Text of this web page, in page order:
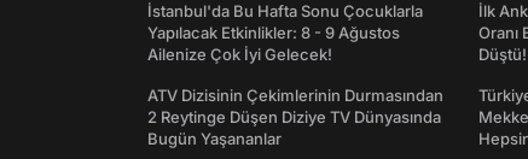
İstanbul'da Bu Hafta Sonu Çocuklarla
Yapılacak Etkinlikler: 8 - 9 Ağustos
Ailenize Çok İyi Gelecek!
ATV Dizisinin Çekimlerinin Durmasından
2 Reytinge Düşen Diziye TV Dünyasında
Bugün Yaşananlar
İlk
Oranı
Düştü!
Mekke